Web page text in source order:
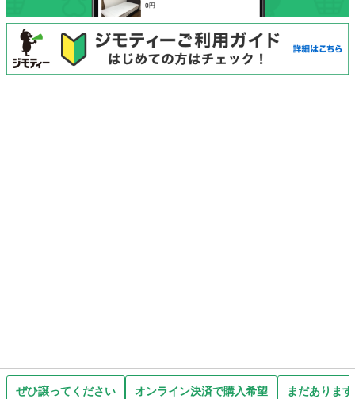
ぜひ譲ってください オンライン決済で購入希望 まだありま